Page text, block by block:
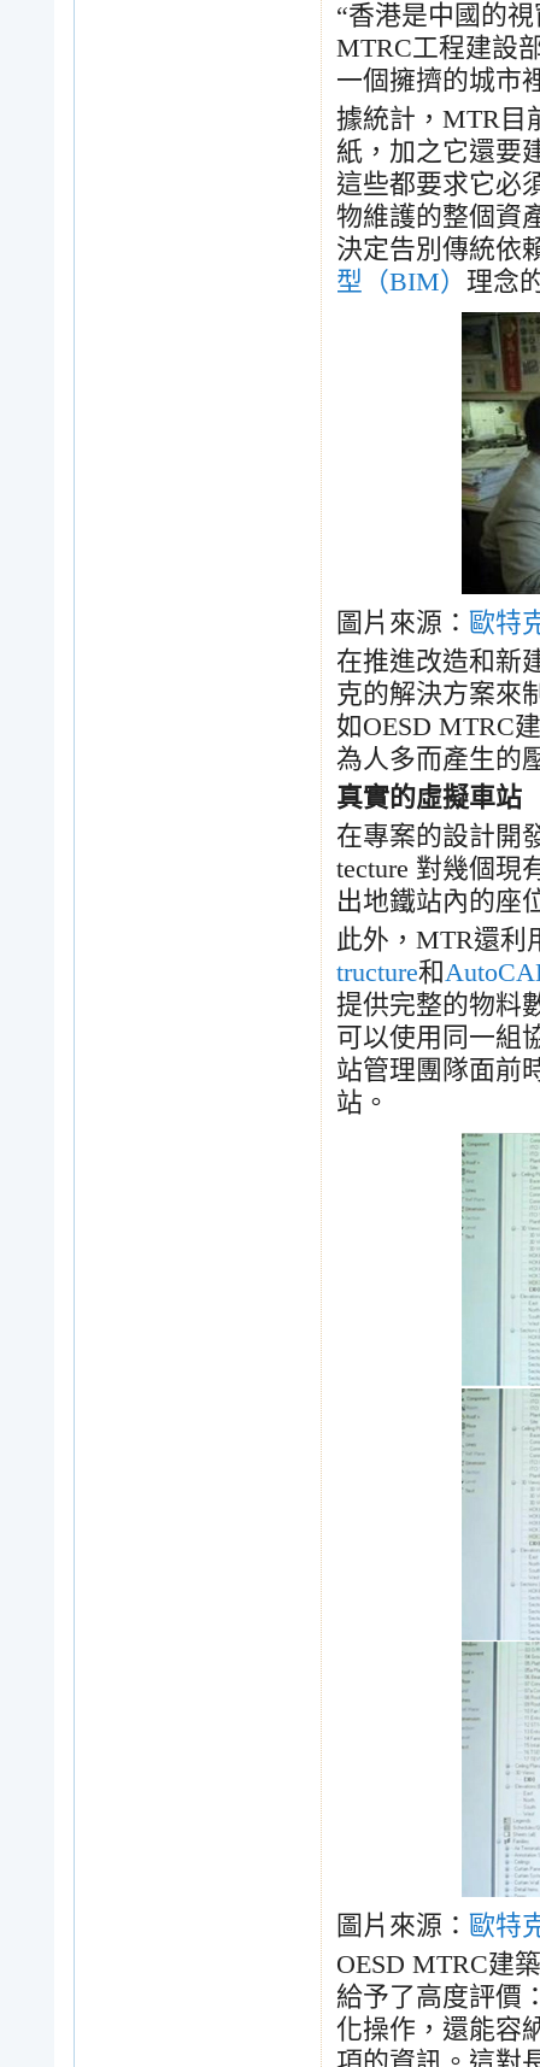
“香港是中國的
MTRC工程建設
一個擁擠的城市
據統計， MTR 目
紙，加之它還要
這些都要求它必
物維護的整個資
決定告別傳統依
型（BIM） 理念
圖片來源： 歐特
在推進改造和新
克的解決方案來
如OESD MTRC
為人多而產生的
真實的虛擬車站
在專案的設計開
tecture 對幾個現
出地鐵站內的座
此外， MTR還利
tructure和
提供完整的物料
可以使用同一組
站管理團隊面前
站。
圖片來源： 歐特
OESD MTRC建
給予了高度評價
化操作，還能容